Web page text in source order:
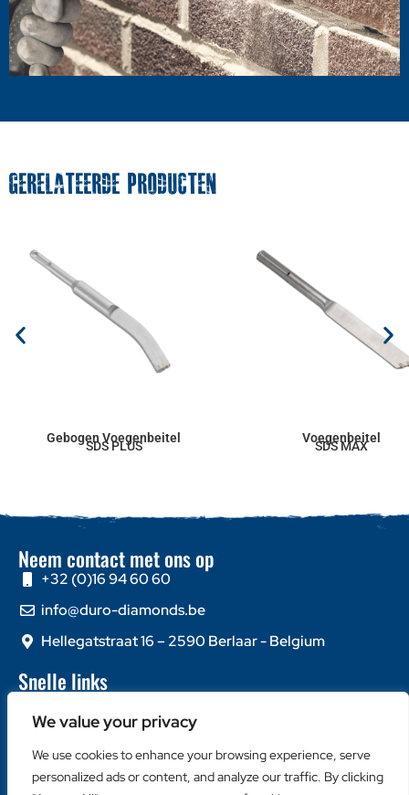
We value your privacy
We use cookies to enhance your browsing experience, serve
personalized ads or content, and analyze our traffic. By clicking
GERELATEERDE PRODUCTEN
Gebogen Voegenbeitel
SDS PLUS
Voegenbeitel
SDS MAX
Neem contact met ons op
+32 (0)16 94 60 60
info@duro-diamonds.be
Hellegatstraat 16 – 2590 Berlaar - Belgium
Snelle links
Over ons
Contacteer ons